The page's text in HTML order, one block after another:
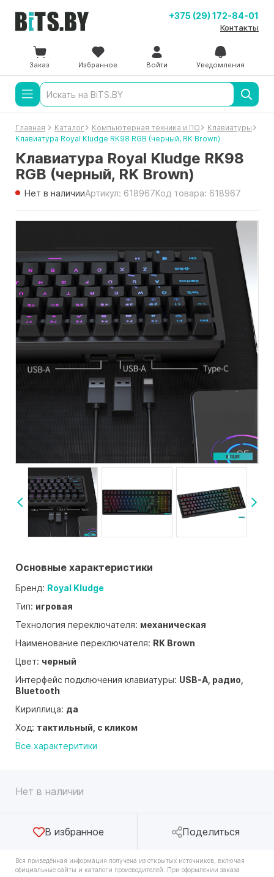
+375 (29) 172-84-01
Контакты
Заказ Избранное Войти Уведомления
Главная Каталог Компьютерная техника и ПО
Клавиатуры
Клавиатура Royal Kludge RK98 RGB (черный, RK Brown)
Клавиатура Royal Kludge RK98
RGB (черный, RK Brown)
Нет в наличииАртикул: 618967Код товара: 618967
Основные характеристики
Бренд: Royal Kludge
Тип: игровая
Технология переключателя: механическая
Наименование переключателя: RK Brown
Цвет: черный
Интерфейс подключения клавиатуры: USB-A, радио,
Bluetooth
Кириллица: да
Ход: тактильный, с кликом
Все характеритики
Нет в наличии
В избранное Поделиться
Вся приведённая информация получена из открытых источников, включая
официальные сайты и каталоги производителей. При оформлении заказа